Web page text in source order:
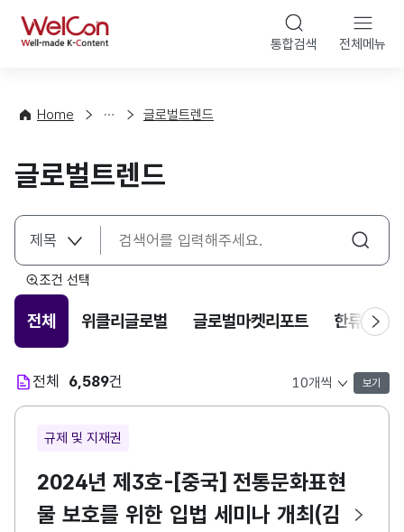
WelCon 통합검색 전체메뉴
Home
향
계
글로벌트렌드
글로벌트렌드
조건 선택
전체 위클리글로벌 글로벌마켓리포트 한류트렌
전체 6,589건
목록 표시 개수 선택
보기
규제 및 지재권
2024년 제3호-[중국] 전통문화표현
물 보호를 위한 입법 세미나 개최(김